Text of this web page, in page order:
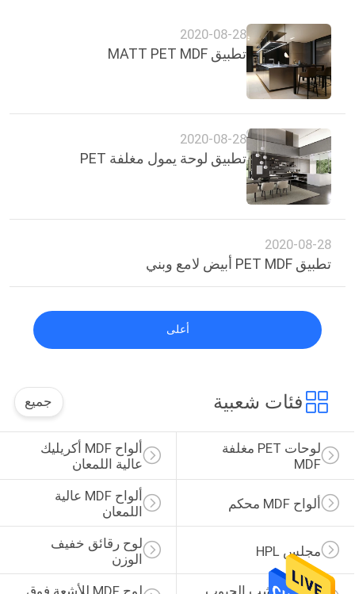
2020-08-28
تطبيق MATT PET MDF
2020-08-28
تطبيق لوحة يمول مغلفة PET
2020-08-28
تطبيق PET MDF أبيض لامع وبني
أعلى
فئات شعبية جميع
ألواح MDF أكريليك
عالية اللمعان
لوحات PET مغلفة
MDF
ألواح MDF عالية
اللمعان
ألواح MDF محكم
لوح رقائق خفيف
الوزن
مجلس HPL
لوح MDF للأشعة فوق صفائح خشب الحبوب